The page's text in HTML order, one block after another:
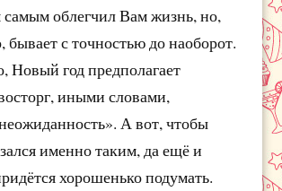
облегчил Вам жизнь, но,
бывает с точностью до наоборот.
Новый год предполагает
иными словами,
А вот, чтобы
именно таким, да ещё и
хорошенько подумать.